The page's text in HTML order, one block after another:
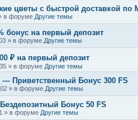
цветы с быстрой доставкой по
в форуме Другие темы
бонус на первый депозит
» в форуме Другие темы
₽ на первый депозит
» в форуме Другие темы
Приветственный Бонус 300 FS
» в форуме Другие темы
Бонус 50 FS
» в форуме Другие темы